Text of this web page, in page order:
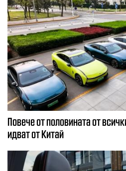
Повече от половината от
идват от Китай